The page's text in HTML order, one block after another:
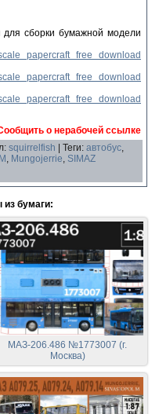
сборки бумажной модели
papercraft free download
papercraft free download
papercraft free download
о нерабочей ссылке
: squirrelfish Теги: автобус,
, Mungojerrie, SIMAZ
бумаги:
МАЗ-206.486 №1773007 (г.
Москва)